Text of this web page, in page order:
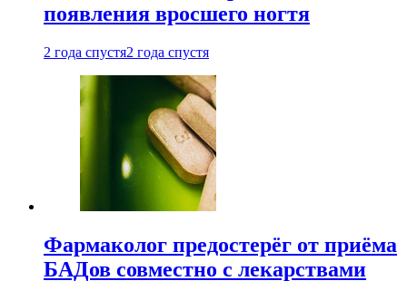
появления вросшего ногтя
2 года спустя2 года спустя
Фармаколог предостерёг от приёма
БАДов совместно с лекарствами